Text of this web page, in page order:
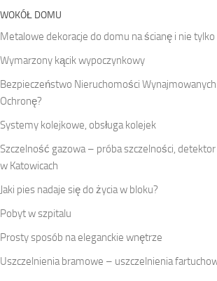
WOKÓŁ DOMU
Metalowe dekoracje do domu na ścianę i nie tylko
Wymarzony kącik wypoczynkowy
Bezpieczeństwo Nieruchomości
Ochronę?
Systemy kolejkowe, obsługa kolejek
Szczelność gazowa – próba szczelności, detektor
w Katowicach
Jaki pies nadaje się do życia w bloku?
Pobyt w szpitalu
Prosty sposób na eleganckie wnętrze
Uszczelnienia bramowe – uszczelnienia